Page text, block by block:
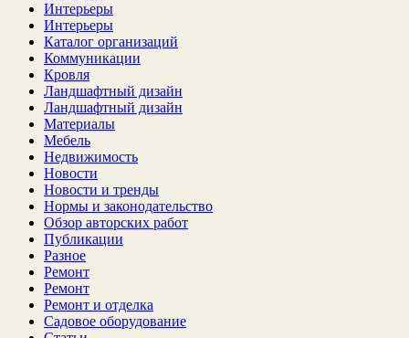
Интерьеры
Интерьеры
Каталог организаций
Коммуникации
Кровля
Ландшафтный дизайн
Ландшафтный дизайн
Материалы
Мебель
Недвижимость
Новости
Новости и тренды
Нормы и законодательство
Обзор авторских работ
Публикации
Разное
Ремонт
Ремонт
Ремонт и отделка
Садовое оборудование